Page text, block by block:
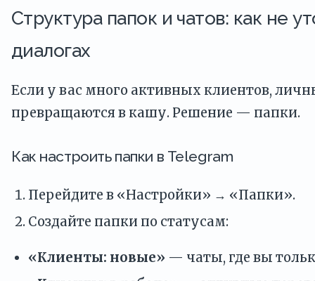
Структура папок и чатов: как не
диалогах
Если у вас много активных клиентов,
превращаются в кашу. Решение — папки.
Как настроить папки в Telegram
Перейдите в «Настройки» → «Папки».
Создайте папки по статусам:
«Клиенты: новые» — чаты, где вы